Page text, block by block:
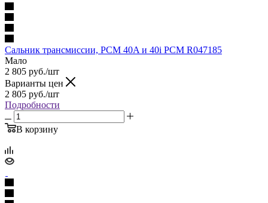
Сальник трансмиссии, PCM 40A и 40i PCM R047185
Мало
2 805 руб./шт
Варианты цен
2 805 руб./шт
Подробности
В корзину